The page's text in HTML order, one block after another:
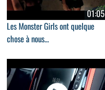
01:05
Les Monster Girls ont quelque
chose à nous...